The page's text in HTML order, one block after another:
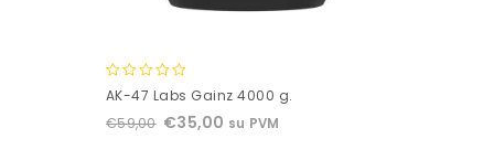
0
of
AK-47 Labs Gainz 4000 g.
€59,00 €35,00 su PVM